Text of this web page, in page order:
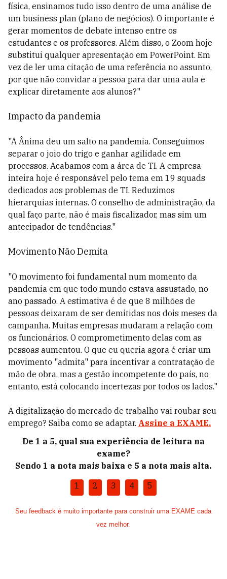
física, ensinamos tudo isso dentro de uma análise de
um business plan (plano de negócios). O importante é
gerar momentos de debate intenso entre os
estudantes e os professores. Além disso, o Zoom hoje
substitui qualquer apresentação em PowerPoint. Em
vez de ler uma citação de uma referência no assunto,
por que não convidar a pessoa para dar uma aula e
explicar diretamente aos alunos?"
Impacto da pandemia
"A Ânima deu um salto na pandemia. Conseguimos
separar o joio do trigo e ganhar agilidade em
processos. Acabamos com a área de TI. A empresa
inteira hoje é responsável pelo tema em 19 squads
dedicados aos problemas de TI. Reduzimos
hierarquias internas. O conselho de administração, da
qual faço parte, não é mais fiscalizador, mas sim um
antecipador de tendências."
Movimento Não Demita
"O movimento foi fundamental num momento da
pandemia em que todo mundo estava assustado, no
ano passado. A estimativa é de que 8 milhões de
pessoas deixaram de ser demitidas nos dois meses da
campanha. Muitas empresas mudaram a relação com
os funcionários. O comprometimento delas com as
pessoas aumentou. O que eu queria agora é criar um
movimento "admita" para incentivar a contratação de
mão de obra, mas a gestão incompetente do país, no
entanto, está colocando incertezas por todos os lados."
A digitalização do mercado de trabalho vai roubar seu
emprego? Saiba como se adaptar. Assine a EXAME.
De 1 a 5, qual sua experiência de leitura na
exame?
Sendo 1 a nota mais baixa e 5 a nota mais alta.
1
2 3 4 5
Seu feedback é muito importante para construir uma EXAME cada
vez melhor.